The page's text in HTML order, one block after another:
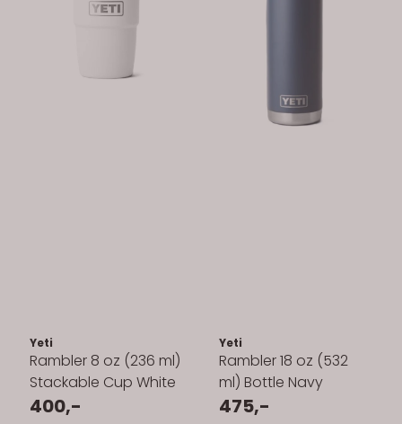
Yeti
Rambler 8 oz (236 ml)
Stackable Cup White
400,-
Yeti
Rambler 18 oz (532
ml) Bottle Navy
475,-